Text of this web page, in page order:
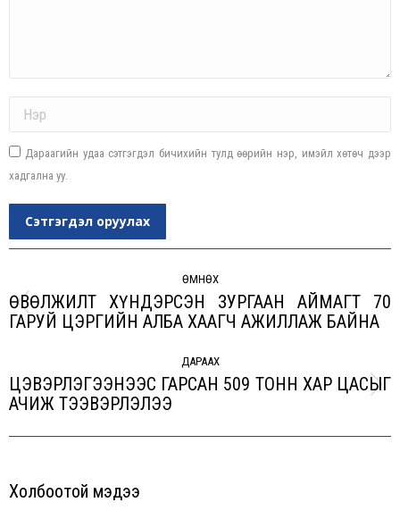
Дараагийн удаа сэтгэгдэл бичихийн тулд өөрийн нэр, имэйл хөтөч дээр
хадгална уу.
Сэтгэгдэл оруулах
ӨМНӨХ
Previous
ӨВӨЛЖИЛТ ХҮНДЭРСЭН ЗУРГААН АЙМАГТ 70
ГАРУЙ ЦЭРГИЙН АЛБА ХААГЧ АЖИЛЛАЖ БАЙНА
ДАРААХ
Next
ЦЭВЭРЛЭГЭЭНЭЭС ГАРСАН 509 ТОНН ХАР ЦАСЫГ
АЧИЖ ТЭЭВЭРЛЭЛЭЭ
Холбоотой мэдээ